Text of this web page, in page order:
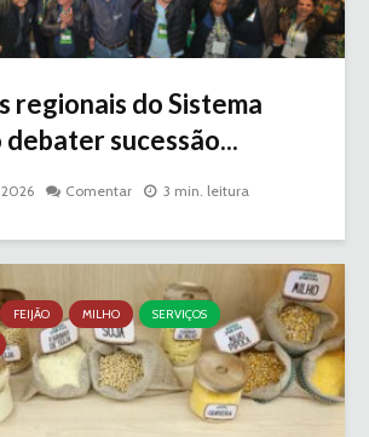
regionais do Sistema
debater sucessão...
Comentar 3 min. leitura
FEIJÃO MILHO
SERVIÇOS